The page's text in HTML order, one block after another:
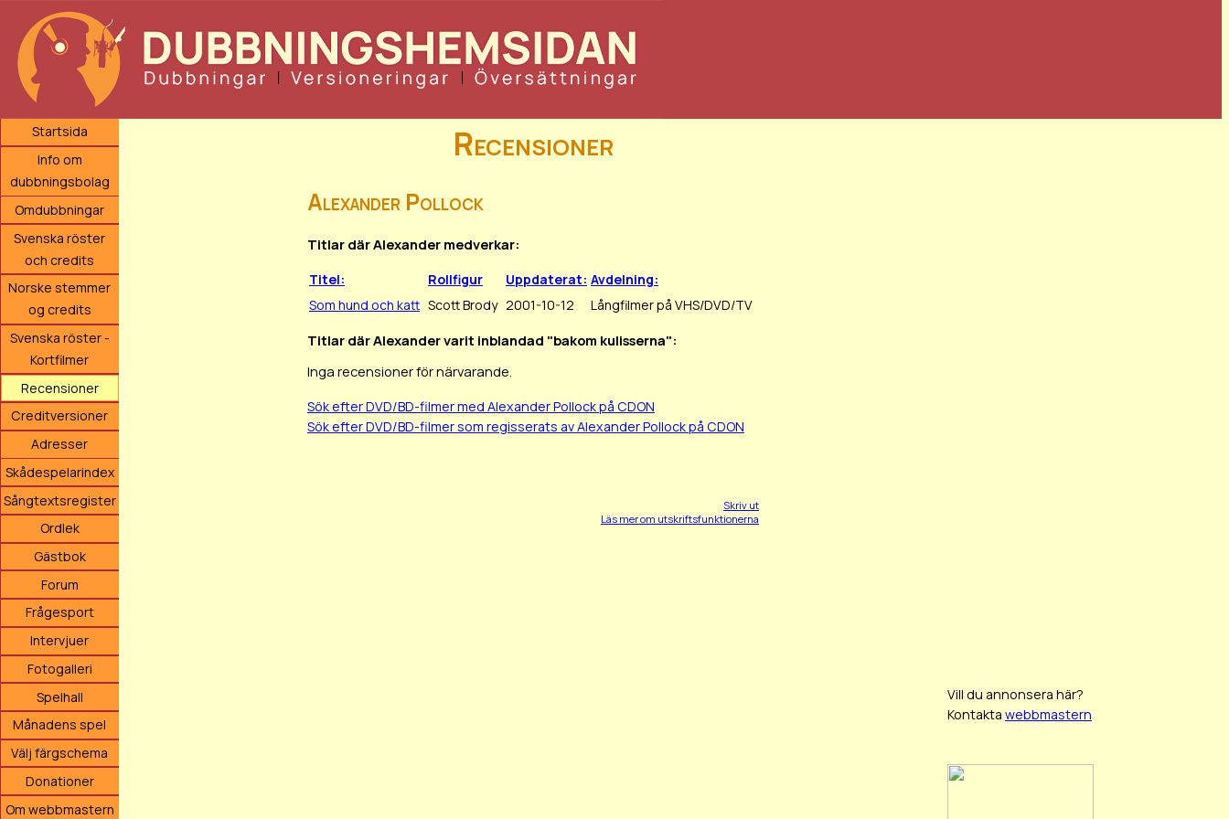
Startsida
Info om
dubbningsbolag
Omdubbningar
Svenska röster
och credits
Norske stemmer
og credits
Svenska röster -
Kortfilmer
Recensioner
Creditversioner
Adresser
Skådespelarindex
Sångtextsregister
Ordlek
Gästbok
Forum
Frågesport
Intervjuer
Fotogalleri
Spelhall
Månadens spel
Välj färgschema
Donationer
Om webbmastern
Recensioner
Alexander Pollock
Titlar där Alexander medverkar:
Titel: Rollfigur Uppdaterat: Avdelning:
Som hund och katt Scott Brody 2001-10-12 Långfilmer på VHS/DVD/TV
Titlar där Alexander varit inblandad "bakom kulisserna":
Inga recensioner för närvarande.
Sök efter DVD/BD-filmer med Alexander Pollock på CDON
Sök efter DVD/BD-filmer som regisserats av Alexander Pollock på CDON
Skriv ut
Läs mer om utskriftsfunktionerna
Vill du annonsera här?
Kontakta webbmastern